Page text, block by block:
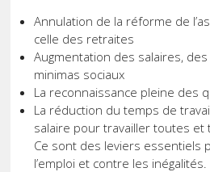
Annulation de la réforme de
celle des retraites
Augmentation des salaires,
minimas sociaux
La reconnaissance pleine des
La réduction du temps de
salaire pour travailler toutes et
Ce sont des leviers essentiels
l’emploi et contre les inégalités.